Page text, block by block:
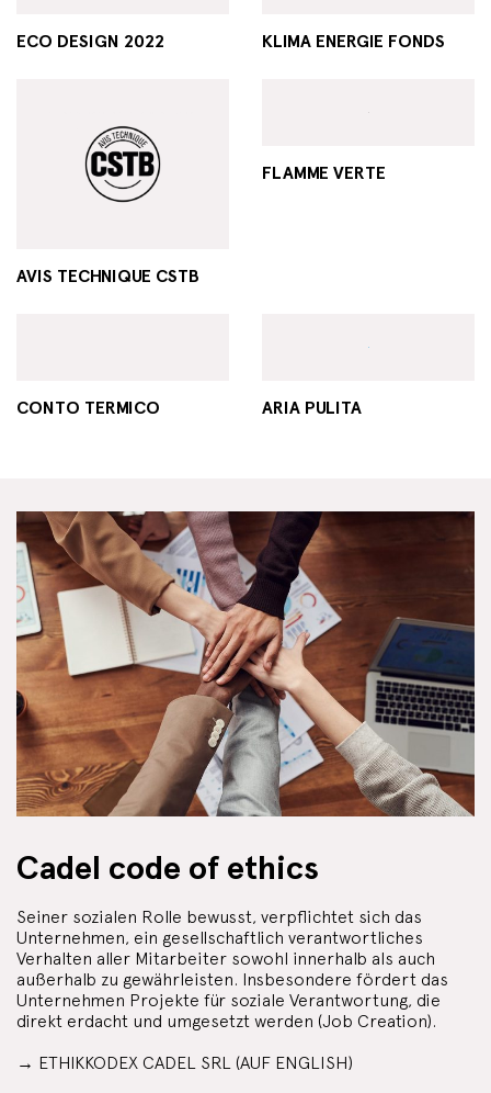
ECO DESIGN 2022 KLIMA ENERGIE FONDS
AVIS TECHNIQUE CSTB
FLAMME VERTE
CONTO TERMICO ARIA PULITA
Cadel code of ethics
Seiner sozialen Rolle bewusst, verpflichtet sich das
Unternehmen, ein gesellschaftlich verantwortliches
Verhalten aller Mitarbeiter sowohl innerhalb als auch
außerhalb zu gewährleisten. Insbesondere fördert das
Unternehmen Projekte für soziale Verantwortung, die
direkt erdacht und umgesetzt werden (Job Creation).
→ ETHIKKODEX CADEL SRL (AUF ENGLISH)